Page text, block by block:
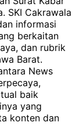
SKI Cakrawala
informasi
berkaitan
dan rubrik
Barat.
News
baik
yang
konten dan